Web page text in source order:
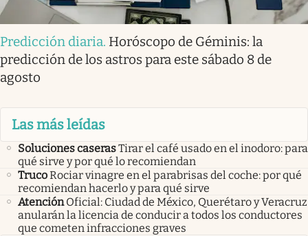
Predicción diaria. Horóscopo de Géminis: la
predicción de los astros para este sábado 8 de
agosto
Las más leídas
Soluciones caserasTirar el café usado en el inodoro: para
qué sirve y por qué lo recomiendan
TrucoRociar vinagre en el parabrisas del coche: por qué
recomiendan hacerlo y para qué sirve
Atención Oficial: Ciudad de México, Querétaro y Veracruz
anularán la licencia de conducir a todos los conductores
que cometen infracciones graves